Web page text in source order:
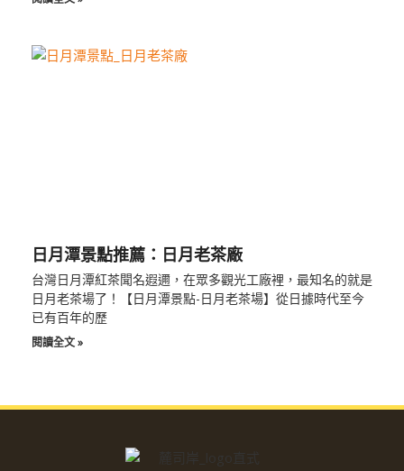
日月潭景點推薦：日月老茶廠
台灣日月潭紅茶聞名遐邇，在眾多觀光工廠裡，最知名的就是
日月老茶場了！【日月潭景點-日月老茶場】從日據時代至今
已有百年的歷
閱讀全文 »